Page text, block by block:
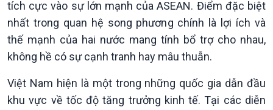
Câu chuyện Thể thao
E-Magazine
tích cực vào sự lớn mạnh của ASEAN. Điểm đặc biệt
nhất trong quan hệ song phương chính là lợi ích và
thế mạnh của hai nước mang tính bổ trợ cho nhau,
không hề có sự cạnh tranh hay mâu thuẫn.
Việt Nam hiện là một trong những quốc gia dẫn đầu
khu vực về tốc độ tăng trưởng kinh tế. Tại các diễn